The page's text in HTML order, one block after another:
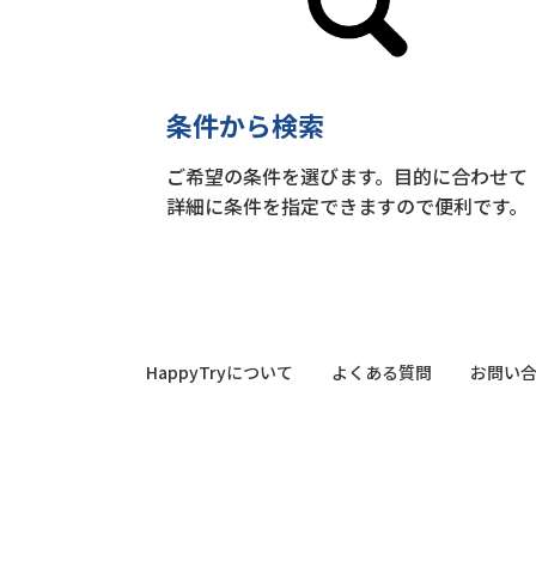
条件から検索
ご希望の条件を選びます。目的に合わせて
詳細に条件を指定できますので便利です。
HappyTryについて よくある質問 お問い